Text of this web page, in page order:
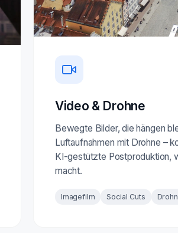
Video & Drohne
Bewegte Bilder, die hängen
Luftaufnahmen mit Drohne –
KI-gestützte Postproduktion,
macht.
Imagefilm Social Cuts